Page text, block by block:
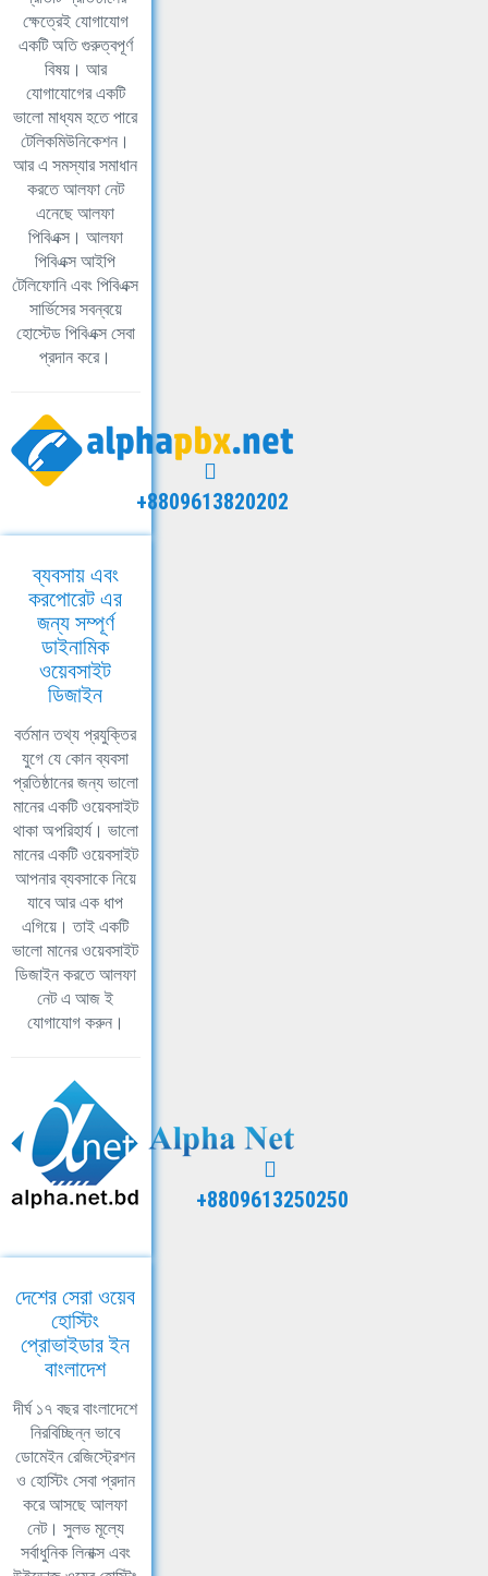
ক্ষেত্রেই যোগাযোগ
একটি অতি গুরুত্বপূর্ণ
বিষয়। আর
যোগাযোগের একটি
ভালো মাধ্যম হতে পারে
টেলিকমিউনিকেশন।
আর এ সমস্যার সমাধান
করতে আলফা নেট
এনেছে আলফা
পিবিএক্স। আলফা
পিবিএক্স আইপি
টেলিফোনি এবং পিবিএক্স
সার্ভিসের সবন্বয়ে
হোস্টেড পিবিএক্স সেবা
প্রদান করে।
+8809613820202
ব্যবসায় এবং
করপোরেট এর
জন্য সম্পূর্ণ
ডাইনামিক
ওয়েবসাইট
ডিজাইন
বর্তমান তথ্য প্রযুক্তির
যুগে যে কোন ব্যবসা
প্রতিষ্ঠানের জন্য ভালো
মানের একটি ওয়েবসাইট
থাকা অপরিহার্য। ভালো
মানের একটি ওয়েবসাইট
আপনার ব্যবসাকে নিয়ে
যাবে আর এক ধাপ
এগিয়ে। তাই একটি
ভালো মানের ওয়েবসাইট
ডিজাইন করতে আলফা
নেট এ আজ ই
যোগাযোগ করুন।
+8809613250250
দেশের সেরা ওয়েব
হোস্টিং
প্রোভাইডার ইন
বাংলাদেশ
দীর্ঘ ১৭ বছর বাংলাদেশে
নিরবিচ্ছিন্ন ভাবে
ডোমেইন রেজিস্ট্রেশন
ও হোস্টিং সেবা প্রদান
করে আসছে আলফা
নেট। সুলভ মূল্যে
সর্বাধুনিক লিনাক্স এবং